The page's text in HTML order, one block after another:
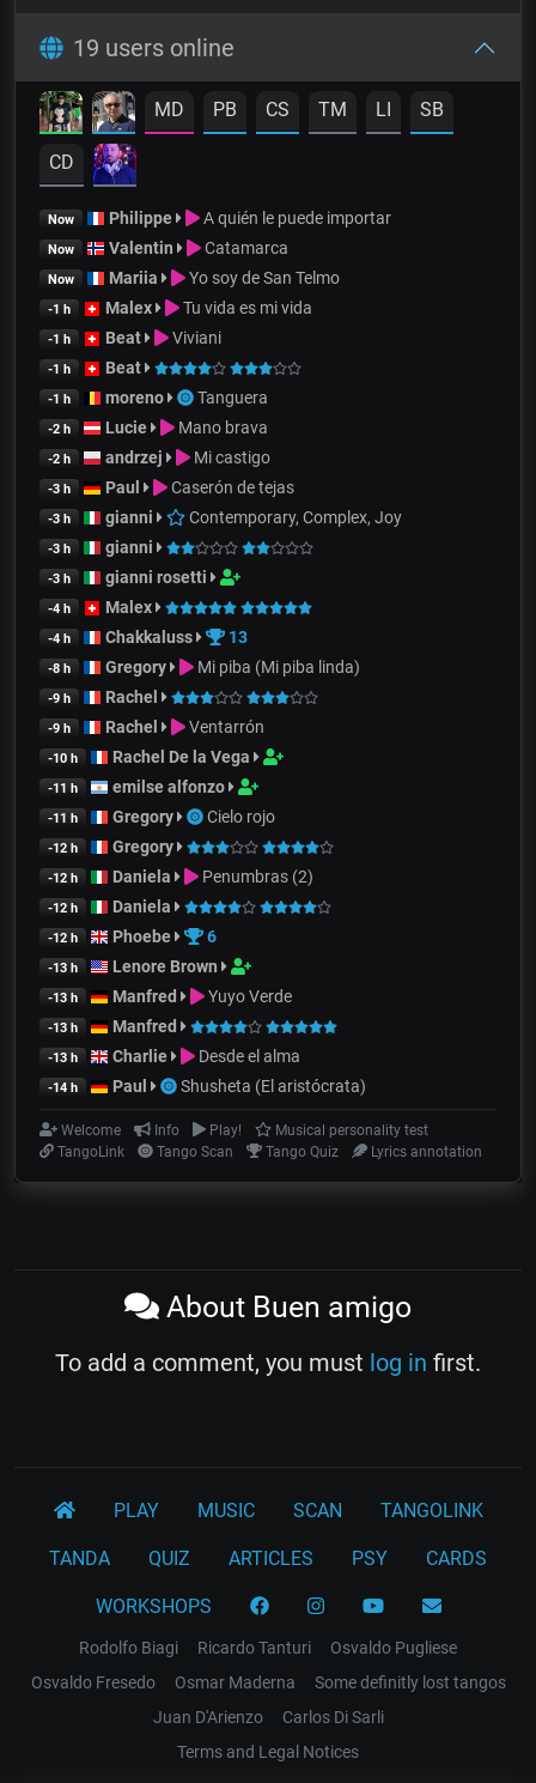
19 users online
MD PB CS TM LI SB
CD
Now Philippe A quién le puede importar
Now Valentin Catamarca
Now Mariia Yo soy de San Telmo
-1 h Malex Tu vida es mi vida
-1 h Beat Viviani
-1 h Beat
-1 h moreno Tanguera
-2 h Lucie Mano brava
-2 h andrzej Mi castigo
-3 h Paul Caserón de tejas
-3 h gianni Contemporary, Complex, Joy
-3 h gianni
-3 h gianni rosetti
-4 h Malex
-4 h Chakkaluss 13
-8 h Gregory Mi piba (Mi piba linda)
-9 h Rachel
-9 h Rachel Ventarrón
-10 h Rachel De la Vega
-11 h emilse alfonzo
-11 h Gregory Cielo rojo
-12 h Gregory
-12 h Daniela Penumbras (2)
-12 h Daniela
-12 h Phoebe 6
-13 h Lenore Brown
-13 h Manfred Yuyo Verde
-13 h Manfred
-13 h Charlie Desde el alma
-14 h Paul Shusheta (El aristócrata)
Welcome Info Play!
Musical personality test
TangoLink
Tango Scan Tango Quiz Lyrics annotation
About Buen amigo
To add a comment, you must log in first.
PLAY MUSIC SCAN TANGOLINK
TANDA QUIZ ARTICLES PSY CARDS
WORKSHOPS
Rodolfo Biagi Ricardo Tanturi
Osvaldo Pugliese
Osvaldo Fresedo
Osmar Maderna
Some definitly lost tangos
Juan D'Arienzo
Carlos Di Sarli
Terms and Legal Notices